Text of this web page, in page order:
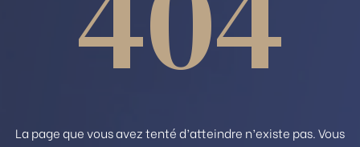
La page que vous avez tenté d’atteindre n’existe pas. Vous